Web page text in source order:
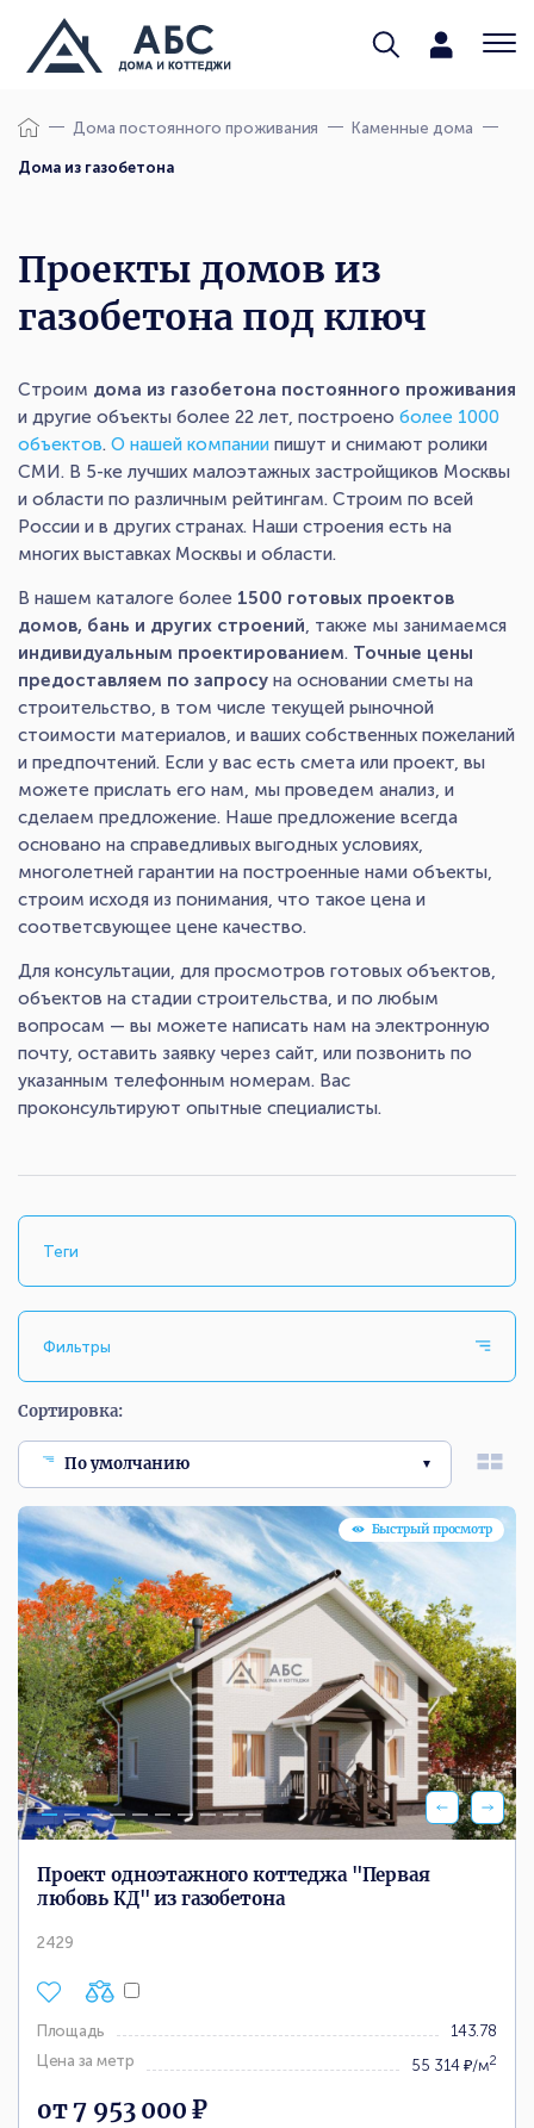
Дома постоянного проживания Каменные дома
Дома из газобетона
Проекты домов из
газобетона под ключ
Строим дома из газобетона постоянного проживания
и другие объекты более 22 лет, построено более 1000
объектов. О нашей компании пишут и снимают ролики
СМИ. В 5-ке лучших малоэтажных застройщиков Москвы
и области по различным рейтингам. Строим по всей
России и в других странах. Наши строения есть на
многих выставках Москвы и области.
В нашем каталоге более 1500 готовых проектов
домов, бань и других строений, также мы занимаемся
индивидуальным проектированием. Точные цены
предоставляем по запросу на основании сметы на
строительство, в том числе текущей рыночной
стоимости материалов, и ваших собственных пожеланий
и предпочтений. Если у вас есть смета или проект, вы
можете прислать его нам, мы проведем анализ, и
сделаем предложение. Наше предложение всегда
основано на справедливых выгодных условиях,
многолетней гарантии на построенные нами объекты,
строим исходя из понимания, что такое цена и
соответсвующее цене качество.
Для консультации, для просмотров готовых объектов,
объектов на стадии строительства, и по любым
вопросам — вы можете написать нам на электронную
почту, оставить заявку через сайт, или позвонить по
указанным телефонным номерам. Вас
проконсультируют опытные специалисты.
Теги
Фильтры
Сортировка:
По умолчанию
Проект одноэтажного коттеджа "Первая
любовь КД" из газобетона
2429
Площадь
143.78
Цена за метр
55 314 ₽/м2
Быстрый просмотр
от 7 953 000 ₽